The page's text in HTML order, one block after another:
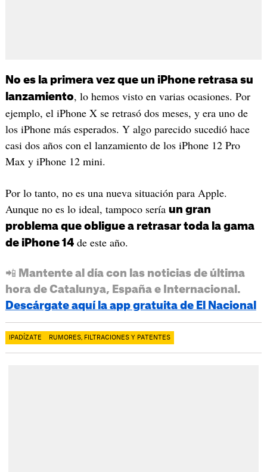
No es la primera vez que un iPhone retrasa su
lanzamiento, lo hemos visto en varias ocasiones. Por
ejemplo, el iPhone X se retrasó dos meses, y era uno de
los iPhone más esperados. Y algo parecido sucedió hace
casi dos años con el lanzamiento de los iPhone 12 Pro
Max y iPhone 12 mini.
Por lo tanto, no es una nueva situación para Apple.
Aunque no es lo ideal, tampoco sería un gran
problema que obligue a retrasar toda la gama
de iPhone 14de este año.
📲 Mantente al día con las noticias de última
hora de Catalunya, España e Internacional.
Descárgate aquí la app gratuita de El Nacional
IPADÍZATE RUMORES, FILTRACIONES Y PATENTES